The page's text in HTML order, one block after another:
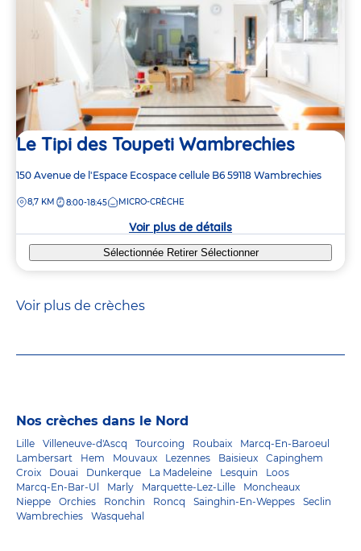
Le Tipi des Toupeti Wambrechies
Adresse
la
150 Avenue de l'Espace Ecospace cellule B6 59118 Wambrechies
DISTANCE
8,7 KM 8:00-18:45 MICRO-CRÈCHE
Voir plus de détails
Sélectionnée Retirer Sélectionner
Voir plus de crèches
Nos crèches dans le Nord
Lille Villeneuve-d'Ascq Tourcoing Roubaix
Marcq-En-Baroeul
Lambersart
Hem Mouvaux Lezennes Baisieux
Capinghem
Croix
Douai Dunkerque La Madeleine Lesquin
Loos
Marcq-En-Bar-Ul
Marly Marquette-Lez-Lille
Moncheaux
Nieppe
Orchies Ronchin Roncq Sainghin-En-Weppes
Seclin
Wambrechies
Wasquehal